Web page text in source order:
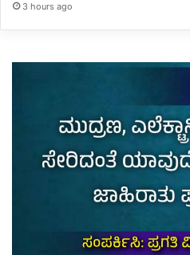
3 hours ago